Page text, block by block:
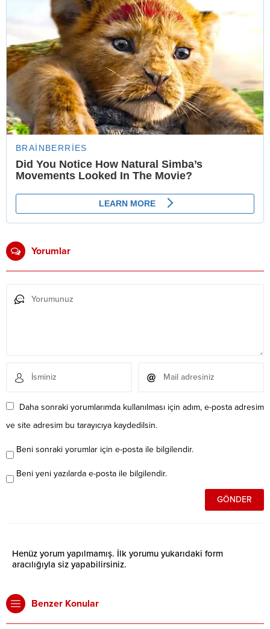
Yorumlar
Daha sonraki yorumlarımda kullanılması için adım, e-posta adresim
ve site adresim bu tarayıcıya kaydedilsin.
Beni sonraki yorumlar için e-posta ile bilgilendir.
Beni yeni yazılarda e-posta ile bilgilendir.
Henüz yorum yapılmamış. İlk yorumu yukarıdaki form
aracılığıyla siz yapabilirsiniz.
Benzer Konular